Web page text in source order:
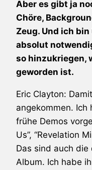
Aber es gibt ja
Chöre,
Zeug. Und ich
absolut
so hinzukriegen,
geworden ist.
Eric Clayton:
angekommen. Ich
frühe Demos
Us”, “Revelation
Das sind auch
Album. Ich habe